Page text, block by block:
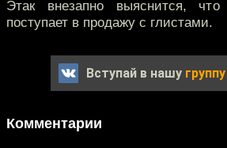
Этак внезапно выяснится,
поступает в продажу с глистами.
Вступай в нашу
Комментарии